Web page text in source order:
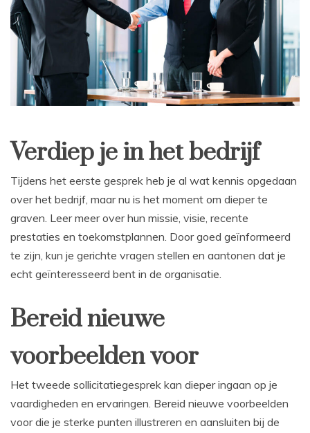
Verdiep je in het bedrijf
Tijdens het eerste gesprek heb je al wat kennis opgedaan
over het bedrijf, maar nu is het moment om dieper te
graven. Leer meer over hun missie, visie, recente
prestaties en toekomstplannen. Door goed geïnformeerd
te zijn, kun je gerichte vragen stellen en aantonen dat je
echt geïnteresseerd bent in de organisatie.
Bereid nieuwe
voorbeelden voor
Het tweede sollicitatiegesprek kan dieper ingaan op je
vaardigheden en ervaringen. Bereid nieuwe voorbeelden
voor die je sterke punten illustreren en aansluiten bij de